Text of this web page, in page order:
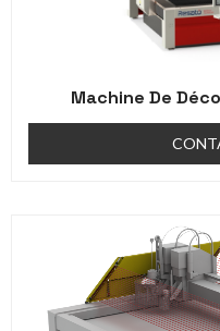
Machine De